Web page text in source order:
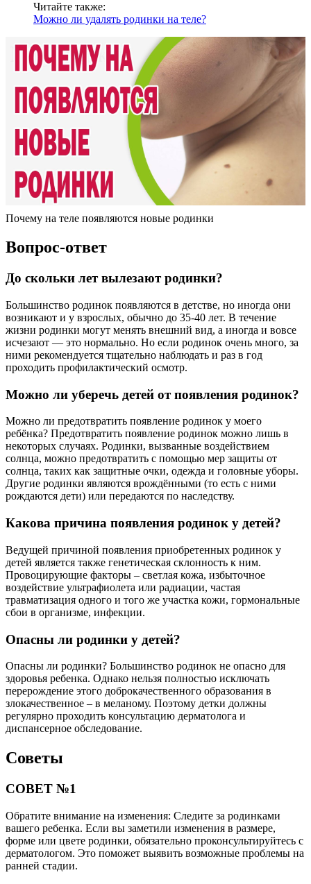
Читайте также:
Можно ли удалять родинки на теле?
Почему на теле появляются новые родинки
Вопрос-ответ
До скольки лет вылезают родинки?
Большинство родинок появляются в детстве, но иногда они
возникают и у взрослых, обычно до 35-40 лет. В течение
жизни родинки могут менять внешний вид, а иногда и вовсе
исчезают — это нормально. Но если родинок очень много, за
ними рекомендуется тщательно наблюдать и раз в год
проходить профилактический осмотр.
Можно ли уберечь детей от появления родинок?
Можно ли предотвратить появление родинок у моего
ребёнка? Предотвратить появление родинок можно лишь в
некоторых случаях. Родинки, вызванные воздействием
солнца, можно предотвратить с помощью мер защиты от
солнца, таких как защитные очки, одежда и головные уборы.
Другие родинки являются врождёнными (то есть с ними
рождаются дети) или передаются по наследству.
Какова причина появления родинок у детей?
Ведущей причиной появления приобретенных родинок у
детей является также генетическая склонность к ним.
Провоцирующие факторы – светлая кожа, избыточное
воздействие ультрафиолета или радиации, частая
травматизация одного и того же участка кожи, гормональные
сбои в организме, инфекции.
Опасны ли родинки у детей?
Опасны ли родинки? Большинство родинок не опасно для
здоровья ребенка. Однако нельзя полностью исключать
перерождение этого доброкачественного образования в
злокачественное – в меланому. Поэтому детки должны
регулярно проходить консультацию дерматолога и
диспансерное обследование.
Советы
СОВЕТ №1
Обратите внимание на изменения: Следите за родинками
вашего ребенка. Если вы заметили изменения в размере,
форме или цвете родинки, обязательно проконсультируйтесь с
дерматологом. Это поможет выявить возможные проблемы на
ранней стадии.